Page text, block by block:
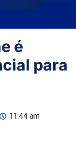
é
para
11:44 am